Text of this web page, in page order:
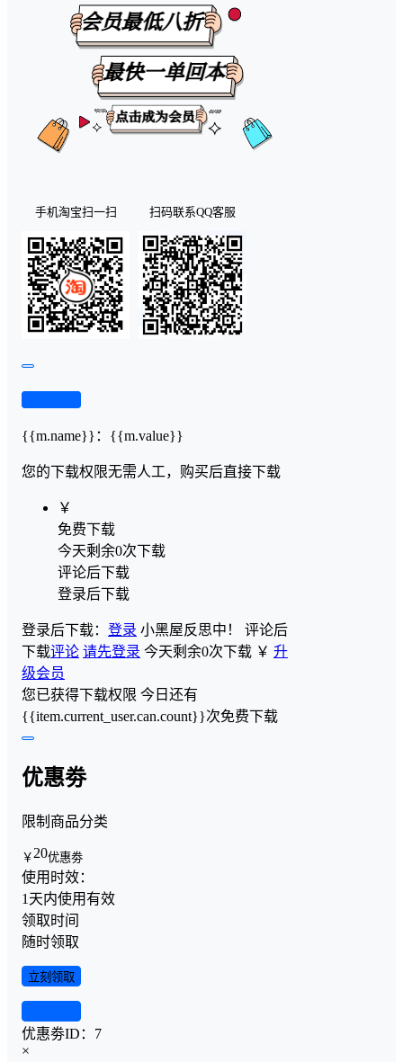
手机淘宝扫一扫 扫码联系QQ客服
{{m.name}} ： {{m.value}}
您的下载权限无需人工，购买后直接下载
￥
免费下载
今天剩余0次下载
评论后下载
登录后下载
登录后下载： 登录 小黑屋反思中！ 评论后
下载评论 请先登录 今天剩余0次下载 ￥ 升
级会员
您已获得下载权限 今日还有
{{item.current_user.can.count}}次免费下载
优惠劵
限制商品分类
￥ 20优惠劵
使用时效：
1天内使用有效
领取时间
随时领取
立刻领取
优惠劵ID： 7
×